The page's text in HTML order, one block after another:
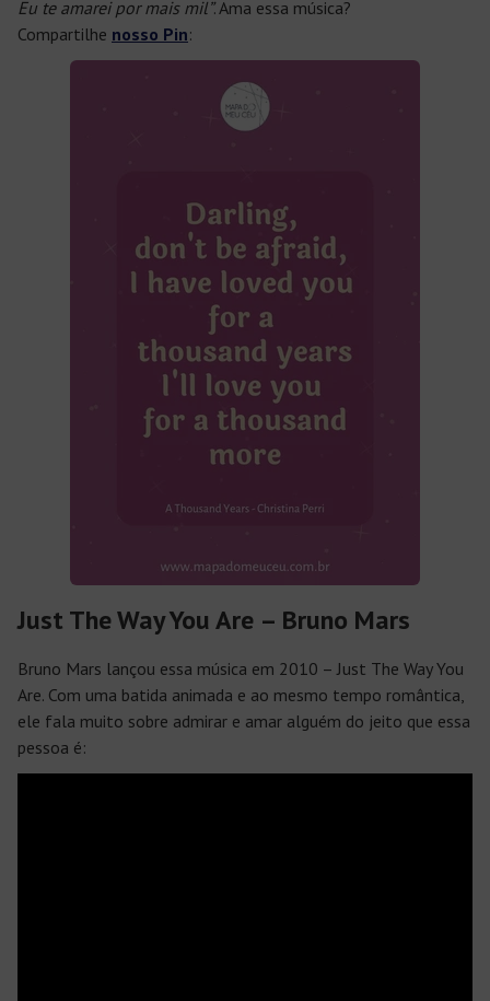
Eu te amarei por mais mil”. Ama essa música?
Compartilhe nosso Pin:
Just The Way You Are – Bruno Mars
Bruno Mars lançou essa música em 2010 –Just The Way You
Are. Com uma batida animada e ao mesmo tempo romântica,
ele fala muito sobre admirar e amar alguém do jeito que essa
pessoa é: